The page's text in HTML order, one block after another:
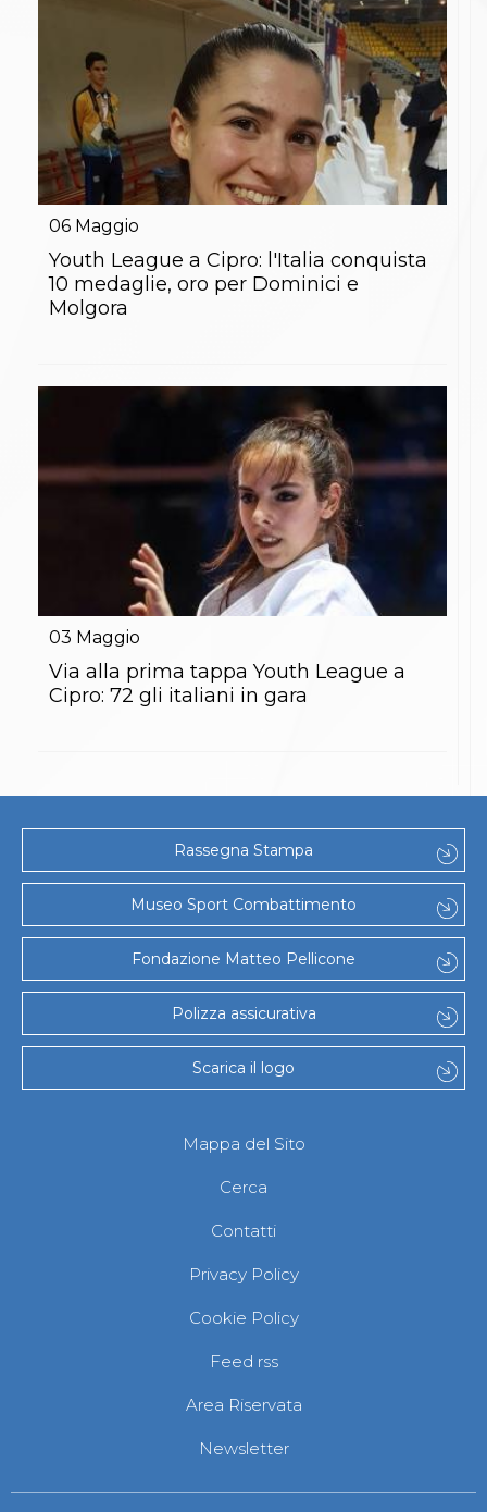
06 Maggio
Youth League a Cipro: l'Italia conquista
10 medaglie, oro per Dominici e
Molgora
03 Maggio
Via alla prima tappa Youth League a
Cipro: 72 gli italiani in gara
Rassegna Stampa
Museo Sport Combattimento
Fondazione Matteo Pellicone
Polizza assicurativa
Scarica il logo
Mappa del Sito
Cerca
Contatti
Privacy Policy
Cookie Policy
Feed rss
Area Riservata
Newsletter